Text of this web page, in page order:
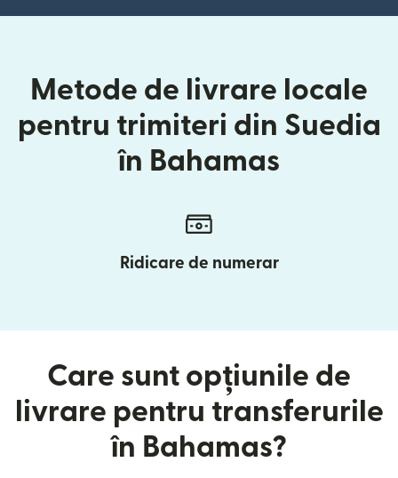
Metode de livrare locale
pentru trimiteri din Suedia
în Bahamas
Ridicare de numerar
Care sunt opțiunile de
livrare pentru transferurile
în Bahamas?